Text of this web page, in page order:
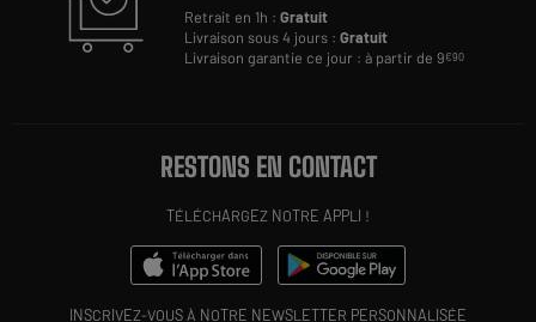
Retrait en 1h :Gratuit
Livraison sous 4 jours :Gratuit
Livraison garantie ce jour : à partir de 9€90
RESTONS EN CONTACT
TÉLÉCHARGEZ NOTRE APPLI !
INSCRIVEZ-VOUS À NOTRE NEWSLETTER PERSONNALISÉE